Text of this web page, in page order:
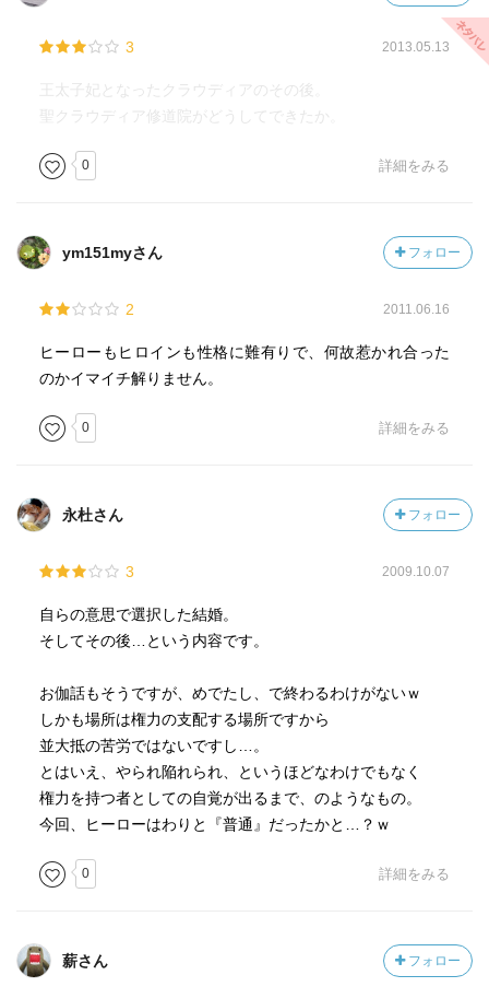
3 2013.05.13
王太子妃となったクラウディアのその後。
聖クラウディア修道院がどうしてできたか。
0 詳細をみる
ym151myさん フォロー
2 2011.06.16
ヒーローもヒロインも性格に難有りで、何故惹かれ合った
のかイマイチ解りません。
0 詳細をみる
永杜さん フォロー
3 2009.10.07
自らの意思で選択した結婚。
そしてその後…という内容です。
お伽話もそうですが、めでたし、で終わるわけがないｗ
しかも場所は権力の支配する場所ですから
並大抵の苦労ではないですし…。
とはいえ、やられ陥れられ、というほどなわけでもなく
権力を持つ者としての自覚が出るまで、のようなもの。
今回、ヒーローはわりと『普通』だったかと…？ｗ
0 詳細をみる
薪さん フォロー